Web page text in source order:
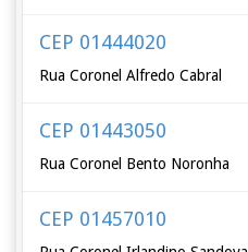
CEP 01444020
Rua Coronel Alfredo Cabral
CEP 01443050
Rua Coronel Bento Noronha
CEP 01457010